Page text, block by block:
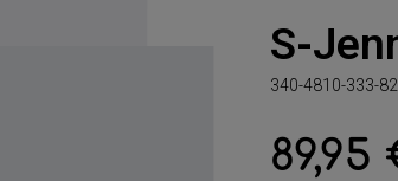
S-
340-4810-333-
Regulärer Preis:
89,95